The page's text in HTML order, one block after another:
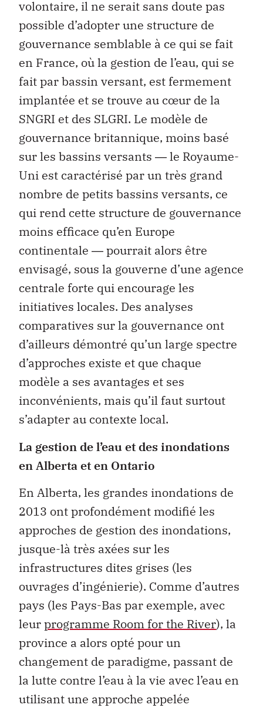
volontaire, il ne serait sans doute pas
possible d’adopter une structure de
gouvernance semblable à ce qui se fait
en France, où la gestion de l’eau, qui se
fait par bassin versant, est fermement
implantée et se trouve au cœur de la
SNGRI et des SLGRI. Le modèle de
gouvernance britannique, moins basé
sur les bassins versants ― le Royaume-
Uni est caractérisé par un très grand
nombre de petits bassins versants, ce
qui rend cette structure de gouvernance
moins efficace qu’en Europe
continentale ― pourrait alors être
envisagé, sous la gouverne d’une agence
centrale forte qui encourage les
initiatives locales. Des analyses
comparatives sur la gouvernance ont
d’ailleurs démontré qu’un large spectre
d’approches existe et que chaque
modèle a ses avantages et ses
inconvénients, mais qu’il faut surtout
s’adapter au contexte local.
La gestion de l’eau et des inondations
en Alberta et en Ontario
En Alberta, les grandes inondations de
2013 ont profondément modifié les
approches de gestion des inondations,
jusque-là très axées sur les
infrastructures dites grises (les
ouvrages d’ingénierie). Comme d’autres
pays (les Pays-Bas par exemple, avec
leurprogramme Room for the River), la
province a alors opté pour un
changement de paradigme, passant de
la lutte contre l’eau à la vie avec l’eau en
utilisant une approche appelée